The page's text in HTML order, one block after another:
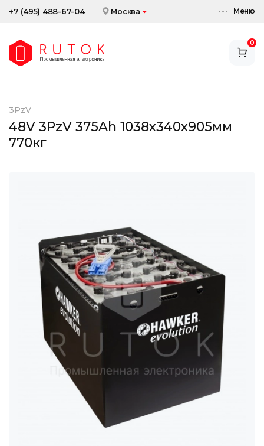
+7 (495) 488-67-04 Москва Меню
0
АККУМУЛЯТОРЫ
СКИДКИ И АКЦИИ
3PzV
48V 3PzV 375Ah 1038x340x905мм
770кг